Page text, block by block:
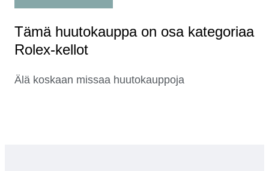
Tämä huutokauppa on osa kategoriaa
Rolex-kellot
Älä koskaan missaa huutokauppoja